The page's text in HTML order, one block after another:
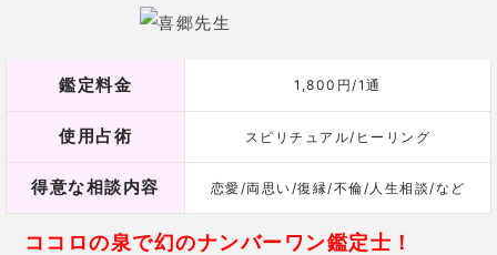
鑑定料金 1,800円/1通
使用占術 スピリチュアル/ヒーリング
得意な相談内容 恋愛/両思い/復縁/不倫/人生相談/など
ココロの泉で幻のナンバーワン鑑定士！